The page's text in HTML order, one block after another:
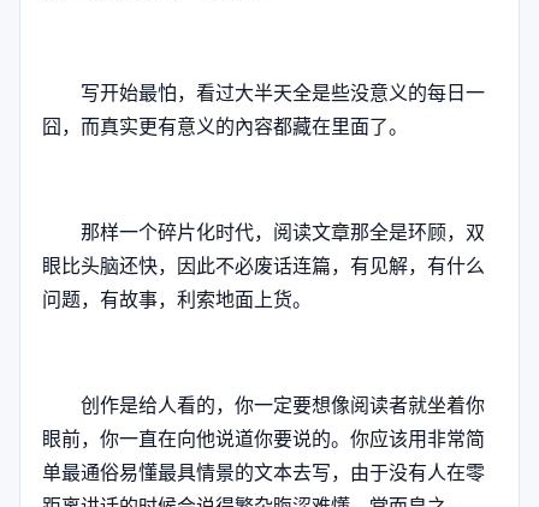
写开始最怕，看过大半天全是些没意义的每日一
囧，而真实更有意义的內容都藏在里面了。
那样一个碎片化时代，阅读文章那全是环顾，双
眼比头脑还快，因此不必废话连篇，有见解，有什么
问题，有故事，利索地面上货。
创作是给人看的，你一定要想像阅读者就坐着你
眼前，你一直在向他说道你要说的。你应该用非常简
单最通俗易懂最具情景的文本去写，由于没有人在零